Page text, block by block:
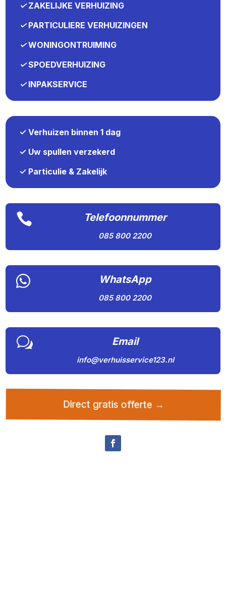
✓ZAKELIJKE VERHUIZING
✓PARTICULIERE VERHUIZINGEN
✓WONINGONTRUIMING
✓SPOEDVERHUIZING
✓INPAKSERVICE
✓ Verhuizen binnen 1 dag
✓ Uw spullen verzekerd
✓ Particulie & Zakelijk
 Telefoonnummer
085 800 2200
 WhatsApp
085 800 2200
w Email
info@verhuisservice123.nl
Direct gratis offerte →